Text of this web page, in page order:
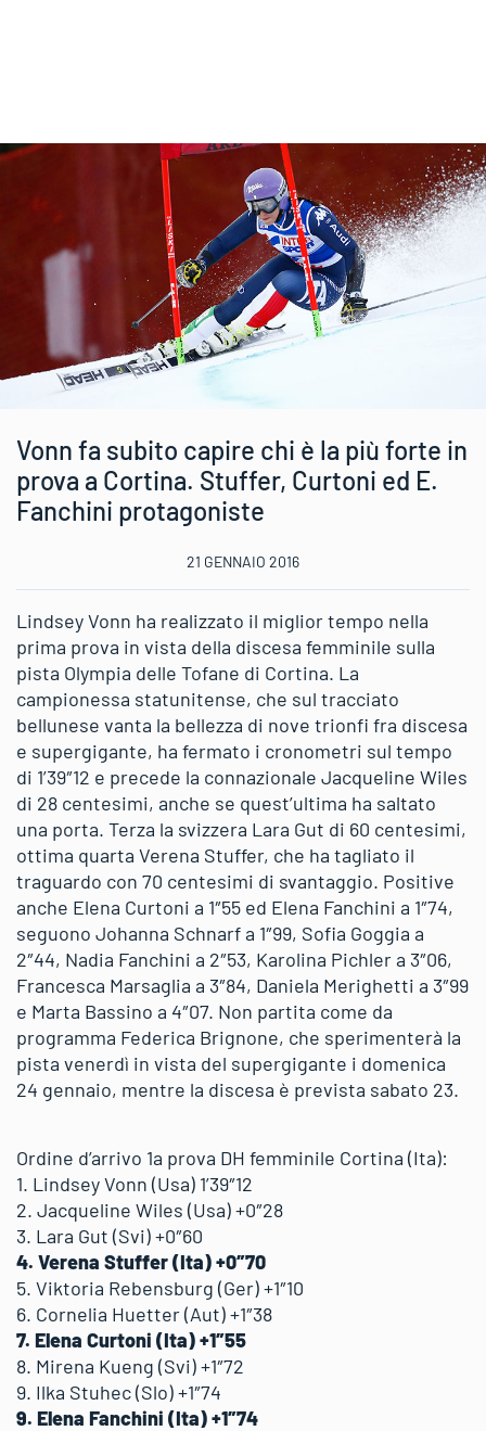
Vonn fa subito capire chi è la più forte in
prova a Cortina. Stuffer, Curtoni ed E.
Fanchini protagoniste
21 GENNAIO 2016
Lindsey Vonn ha realizzato il miglior tempo nella
prima prova in vista della discesa femminile sulla
pista Olympia delle Tofane di Cortina. La
campionessa statunitense, che sul tracciato
bellunese vanta la bellezza di nove trionfi fra discesa
e supergigante, ha fermato i cronometri sul tempo
di 1’39″12 e precede la connazionale Jacqueline Wiles
di 28 centesimi, anche se quest’ultima ha saltato
una porta. Terza la svizzera Lara Gut di 60 centesimi,
ottima quarta Verena Stuffer, che ha tagliato il
traguardo con 70 centesimi di svantaggio. Positive
anche Elena Curtoni a 1″55 ed Elena Fanchini a 1″74,
seguono Johanna Schnarf a 1″99, Sofia Goggia a
2″44, Nadia Fanchini a 2″53, Karolina Pichler a 3″06,
Francesca Marsaglia a 3″84, Daniela Merighetti a 3″99
e Marta Bassino a 4″07. Non partita come da
programma Federica Brignone, che sperimenterà la
pista venerdì in vista del supergigante i domenica
24 gennaio, mentre la discesa è prevista sabato 23.
Ordine d’arrivo 1a prova DH femminile Cortina (Ita):
1. Lindsey Vonn (Usa) 1’39″12
2. Jacqueline Wiles (Usa) +0″28
3. Lara Gut (Svi) +0″60
4. Verena Stuffer (Ita) +0″70
5. Viktoria Rebensburg (Ger) +1″10
6. Cornelia Huetter (Aut) +1″38
7. Elena Curtoni (Ita) +1″55
8. Mirena Kueng (Svi) +1″72
9. Ilka Stuhec (Slo) +1″74
9. Elena Fanchini (Ita) +1″74